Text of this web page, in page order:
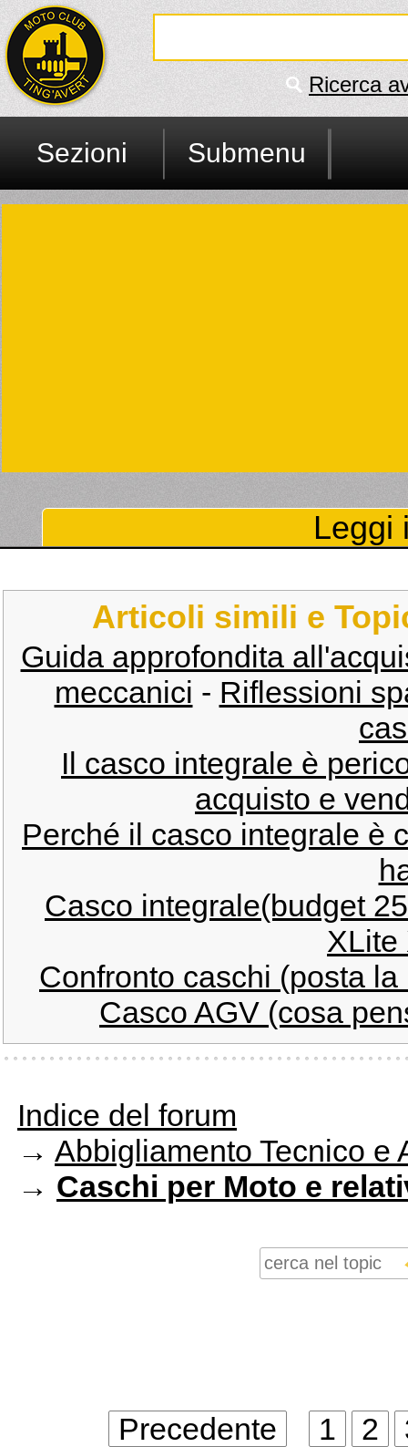
Ricerca
Sezioni Submenu
Leggi
Articoli simili e
Guida approfondita
meccanici - Riflessioni
Il casco integrale è
acquisto e
Perché il casco integrale è
Casco integrale(budget
XLite
Confronto caschi (posta
Casco AGV (cosa
Indice del forum
→ Abbigliamento Tecnico e
→ Caschi per Moto e
Precedente 1 2